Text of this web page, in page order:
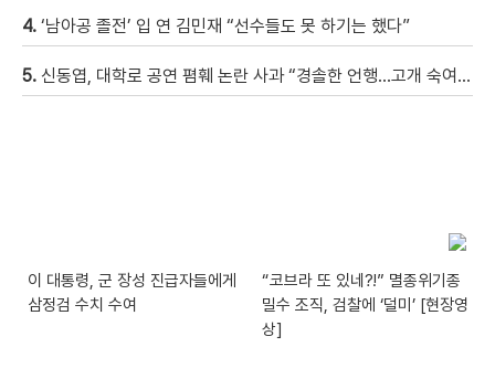
4. ‘남아공 졸전’ 입 연 김민재 “선수들도 못 하기는 했다”
5. 신동엽, 대학로 공연 폄훼 논란 사과 “경솔한 언행…고개 숙여 사과”
이 대통령, 군 장성 진급자들에게
삼정검 수치 수여
“코브라 또 있네?!” 멸종위기종
밀수 조직, 검찰에 ‘덜미’ [현장영
상]